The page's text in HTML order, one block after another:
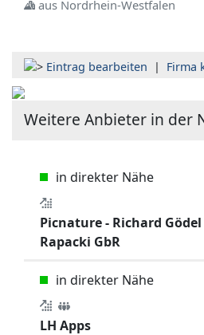
aus Nordrhein-Westfalen
Eintrag bearbeiten | Firma
Weitere Anbieter in der
in direkter Nähe
Picnature - Richard
Rapacki GbR
in direkter Nähe
LH Apps